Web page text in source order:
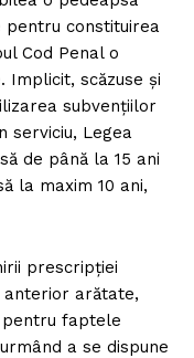
pentru constituirea
Cod Penal o
Implicit, scăzuse și
subvențiilor
serviciu, Legea
de până la 15 ani
la maxim 10 ani,
prescripției
arătate,
faptele
a se dispune